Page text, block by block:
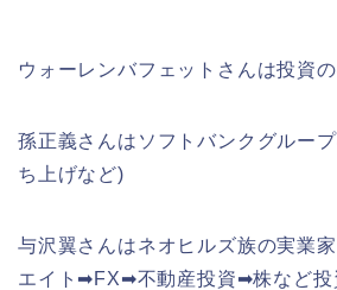
ウォーレンバフェットさんは投資
孫正義さんはソフトバンクグルー
ち上げなど)
与沢翼さんはネオヒルズ族の実業
エイト➡FX➡不動産投資➡株など投